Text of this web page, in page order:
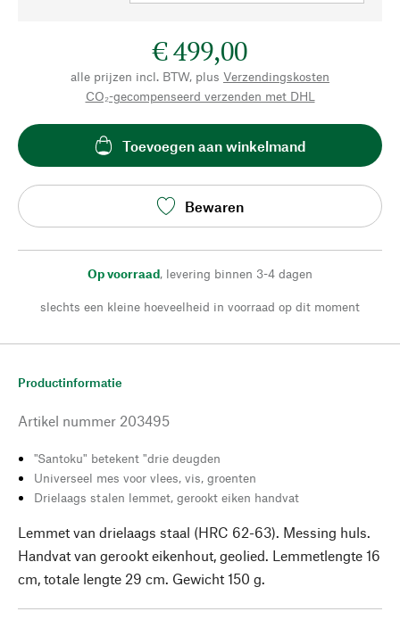
€ 499,00
alle prijzen incl. BTW, plus Verzendingskosten
CO₂-gecompenseerd verzenden met DHL
Toevoegen aan winkelmand
Bewaren
Op voorraad, levering binnen 3-4 dagen
slechts een kleine hoeveelheid in voorraad op dit moment
Productinformatie
Artikel nummer 203495
"Santoku" betekent "drie deugden
Universeel mes voor vlees, vis, groenten
Drielaags stalen lemmet, gerookt eiken handvat
Lemmet van drielaags staal (HRC 62-63). Messing huls.
Handvat van gerookt eikenhout, geolied. Lemmetlengte 16
cm, totale lengte 29 cm. Gewicht 150 g.